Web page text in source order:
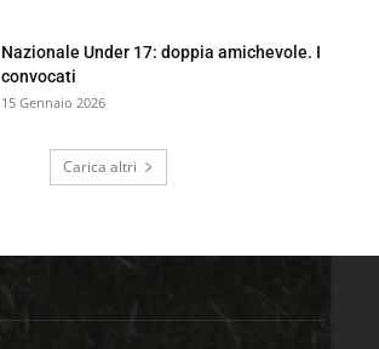
Nazionale Under 17: doppia amichevole. I
convocati
15 Gennaio 2026
Carica altri